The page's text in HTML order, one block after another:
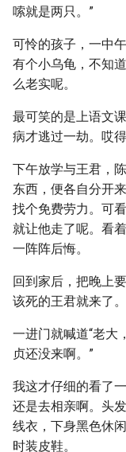
嗦就是两只。”
可怜的孩子，一中
有个小乌龟，不知
么老实呢。
最可笑的是上语文
病才逃过一劫。哎
下午放学与王君，
东西，便各自分开
找个免费劳力。可
就让他走了呢。看
一阵阵后悔。
回到家后，把晚上
该死的王君就来了。
一进门就喊道“老大
贞还没来啊。”
我这才仔细的看了
还是去相亲啊。头
线衣，下身黑色休
时装皮鞋。